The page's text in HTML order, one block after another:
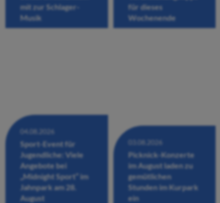
mit zur Schlager-
Musik
für dieses
Wochenende
04.08.2026
Sport-Event für
Jugendliche: Viele
Angebote bei
„Midnight Sport“ im
Jahnpark am 28.
August
03.08.2026
Picknick-Konzerte
im August laden zu
gemütlichen
Stunden im Kurpark
ein